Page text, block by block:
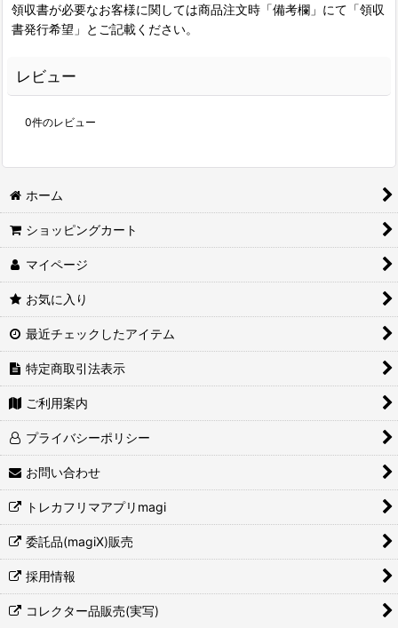
領収書が必要なお客様に関しては商品注文時「備考欄」にて「領収
書発行希望」とご記載ください。
レビュー
0件のレビュー
ホーム
ショッピングカート
マイページ
お気に入り
最近チェックしたアイテム
特定商取引法表示
ご利用案内
プライバシーポリシー
お問い合わせ
トレカフリマアプリmagi
委託品(magiX)販売
採用情報
コレクター品販売(実写)